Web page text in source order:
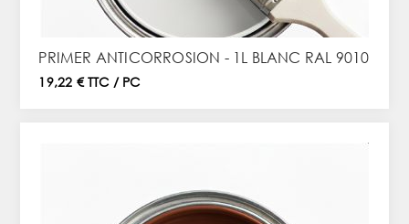
PRIMER ANTICORROSION - 1L BLANC RAL 9010
19,22 € TTC / PC